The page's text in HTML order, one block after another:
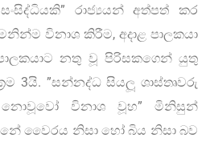
රාජ්‍යයන් අත්පත් කර
විනාශ කිරීම, අදාළ පාලකයා
නතු වූ පිරිසකගෙන් යුතු
3යි. ”සන්නද්ධ සියලූ ශාස්තෘවරු
විනාශ වූහ” මිනිසුන්
වෛරය නිසා හෝ බිය නිසා බව